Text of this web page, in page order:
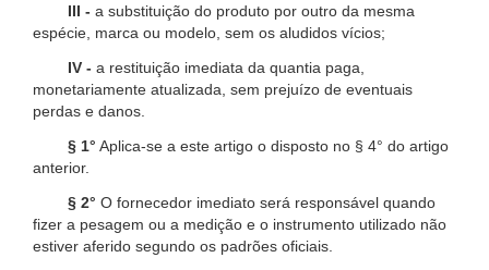
III - a substituição do produto por outro da mesma
espécie, marca ou modelo, sem os aludidos vícios;
IV - a restituição imediata da quantia paga,
monetariamente atualizada, sem prejuízo de eventuais
perdas e danos.
§ 1° Aplica-se a este artigo o disposto no § 4° do artigo
anterior.
§ 2° O fornecedor imediato será responsável quando
fizer a pesagem ou a medição e o instrumento utilizado não
estiver aferido segundo os padrões oficiais.